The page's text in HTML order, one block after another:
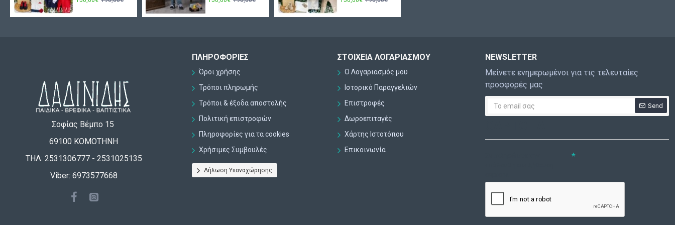
Σοφίας Βέμπο 15
69100 ΚΟΜΟΤΗΝΗ
ΤΗΛ: 2531306777 - 2531025135
Viber: 6973577668
ΠΛΗΡΟΦΟΡΊΕΣ
Όροι χρήσης
Τρόποι πληρωμής
Τρόποι & έξοδα αποστολής
Πολιτική επιστροφών
Πληροφορίες για τα cookies
Χρήσιμες Συμβουλές
Δήλωση Υπαναχώρησης
ΣΤΟΙΧΕΊΑ ΛΟΓΑΡΙΑΣΜΟΎ
Ο Λογαριασμός μου
Ιστορικό Παραγγελιών
Επιστροφές
Δωροεπιταγές
Χάρτης Ιστοτόπου
Επικοινωνία
NEWSLETTER
Μείνετε ενημερωμένοι για τις τελευταίες
προσφορές μας
Send